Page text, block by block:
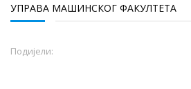
УПРАВА МАШИНСКОГ ФАКУЛТЕТА
Подијели: